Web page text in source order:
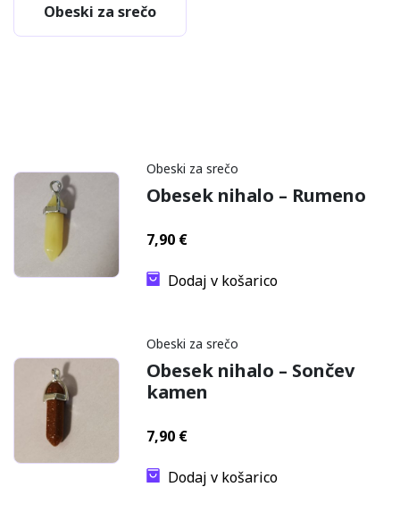
Obeski za srečo
Obeski za srečo
Obesek nihalo – Rumeno
7,90 €
Dodaj v košarico
Obeski za srečo
Obesek nihalo – Sončev
kamen
7,90 €
Dodaj v košarico